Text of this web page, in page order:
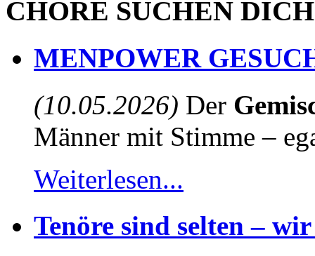
CHÖRE SUCHEN DICH
MENPOWER
(10.05.2026) Der
Männer mit Stimme –
Weiterlesen...
Tenöre sind selten –